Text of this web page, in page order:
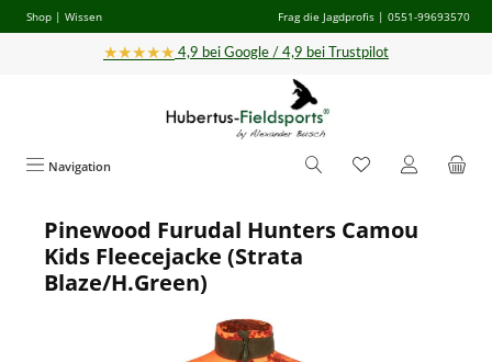
Zum Hauptinhalt springen
Shop | Wissen Frag die Jagdprofis | 0551-99693570
★★★★★ 4,9 bei Google / 4,9 bei Trustpilot
Navigation
Bildergalerie überspringen
Pinewood Furudal Hunters Camou
Kids Fleecejacke (Strata
Blaze/H.Green)